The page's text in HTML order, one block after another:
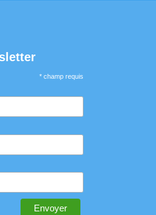
* champ requis